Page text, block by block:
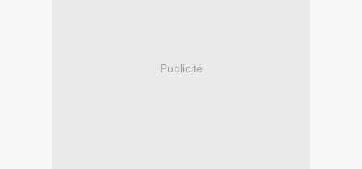
Publicité